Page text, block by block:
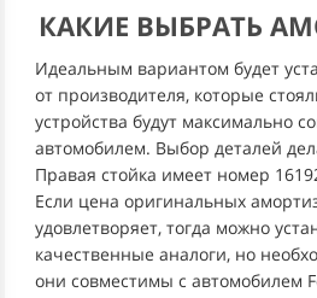
КАКИЕ ВЫБРАТЬ
Идеальным вариантом будет
от производителя, которые
устройства будут максимально
автомобилем. Выбор деталей
Правая стойка имеет номер
Если цена оригинальных
удовлетворяет, тогда можно
качественные аналоги, но
они совместимы с автомобилем